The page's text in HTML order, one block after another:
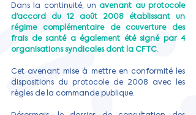
Dans la continuité, un avenant au protocole
d’accord du 12 août 2008 établissant un
régime complémentaire de couverture des
frais de santé a également été signé par 4
organisations syndicales dont la CFTC.
Cet avenant mise à mettre en conformité les
dispositions du protocole de 2008 avec les
règles de la commande publique.